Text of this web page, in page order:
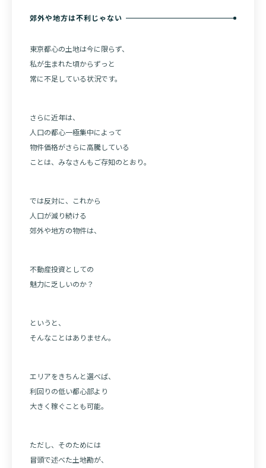
郊外や地方は不利じゃない
東京都心の土地は今に限らず、
私が生まれた頃からずっと
常に不足している状況です。
さらに近年は、
人口の都心一極集中によって
物件価格がさらに高騰している
ことは、みなさんもご存知のとおり。
では反対に、これから
人口が減り続ける
郊外や地方の物件は、
不動産投資としての
魅力に乏しいのか？
というと、
そんなことはありません。
エリアをきちんと選べば、
利回りの低い都心部より
大きく稼ぐことも可能。
ただし、そのためには
冒頭で述べた土地勘が、